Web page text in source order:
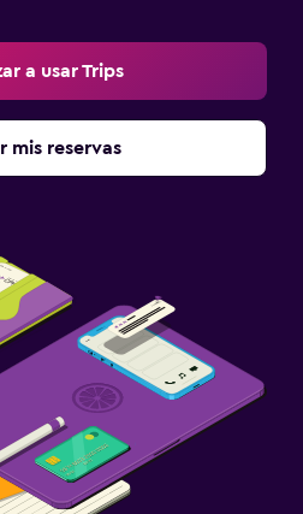
a usar Trips
mis reservas